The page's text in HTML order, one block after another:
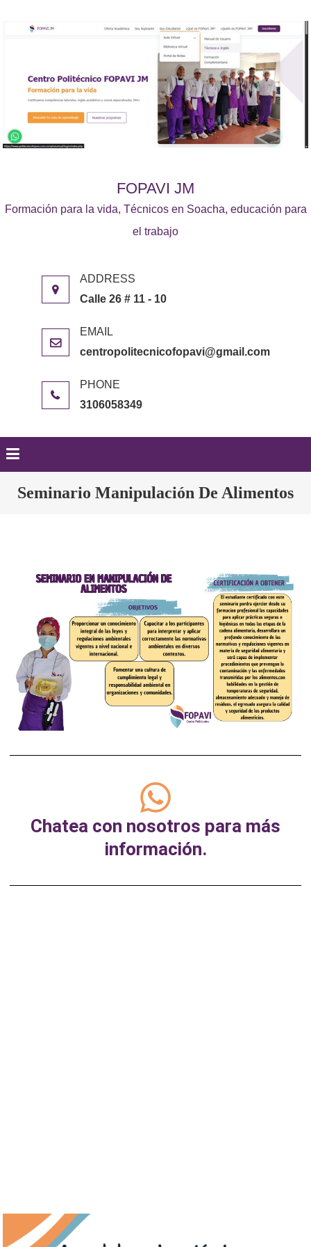
FOPAVI JM
Formación para la vida, Técnicos en Soacha, educación para
el trabajo
Calle 26 # 11 - 10
centropolitecnicofopavi@gmail.com
3106058349
Seminario Manipulación De Alimentos
Chatea con nosotros para más
información.